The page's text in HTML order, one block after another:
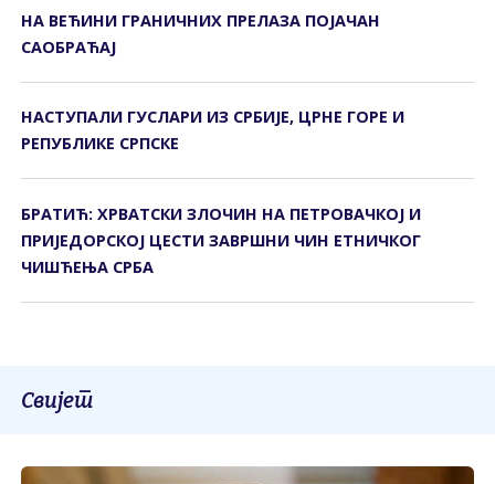
НА ВЕЋИНИ ГРАНИЧНИХ ПРЕЛАЗА ПОЈАЧАН
САОБРАЋАЈ
НАСТУПАЛИ ГУСЛАРИ ИЗ СРБИЈЕ, ЦРНЕ ГОРЕ И
РЕПУБЛИКЕ СРПСКЕ
БРАТИЋ: ХРВАТСКИ ЗЛОЧИН НА ПЕТРОВАЧКОЈ И
ПРИЈЕДОРСКОЈ ЦЕСТИ ЗАВРШНИ ЧИН ЕТНИЧКОГ
ЧИШЋЕЊА СРБА
Свијет